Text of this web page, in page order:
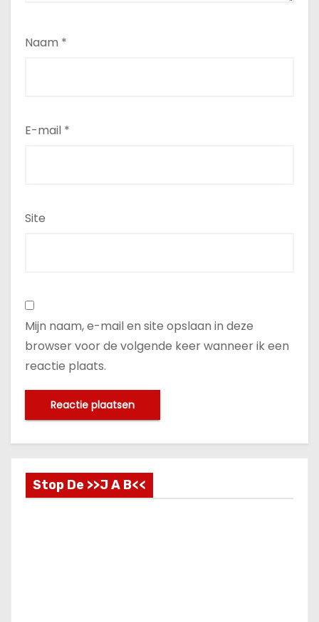
Naam *
E-mail *
Site
Mijn naam, e-mail en site opslaan in deze
browser voor de volgende keer wanneer ik een
reactie plaats.
Stop De >>J A B<<